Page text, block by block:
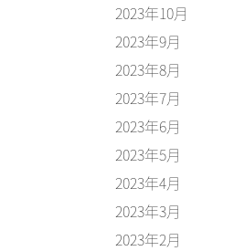
2023年10月
2023年9月
2023年8月
2023年7月
2023年6月
2023年5月
2023年4月
2023年3月
2023年2月